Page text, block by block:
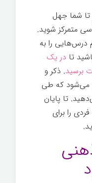
شما جهل
متمرکز شوید.
درس‌هایی را به
تا در یک
برسید. ذکر و
می‌شود که طی
تا پایان
را برای